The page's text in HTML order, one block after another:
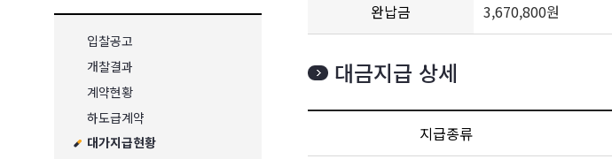
입찰공고
개찰결과
계약현황
하도급계약
대가지급현황
완납금 3,670,800원
대금지급 상세
지급종류